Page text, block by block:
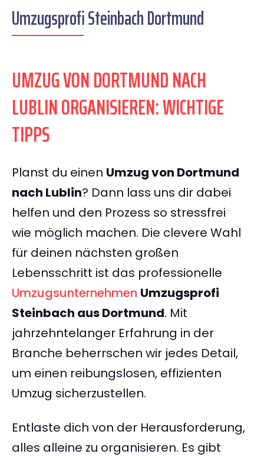
Umzugsprofi Steinbach Dortmund
UMZUG VON DORTMUND NACH
LUBLIN ORGANISIEREN: WICHTIGE
TIPPS
Planst du einen Umzug von Dortmund
nach Lublin? Dann lass uns dir dabei
helfen und den Prozess so stressfrei
wie möglich machen. Die clevere Wahl
für deinen nächsten großen
Lebensschritt ist das professionelle
Umzugsunternehmen Umzugsprofi
Steinbach aus Dortmund. Mit
jahrzehntelanger Erfahrung in der
Branche beherrschen wir jedes Detail,
um einen reibungslosen, effizienten
Umzug sicherzustellen.
Entlaste dich von der Herausforderung,
alles alleine zu organisieren. Es gibt